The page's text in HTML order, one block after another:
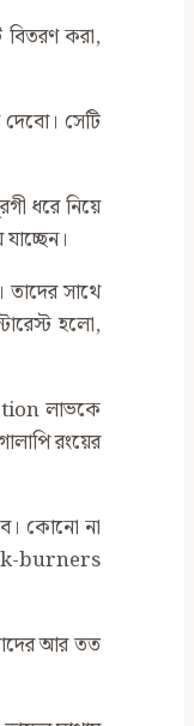
বিতরণ করা,
সেটি
ধরে নিয়ে
সাথে
হলো,
লাভকে
রংয়ের
কোনো না
burners
আর তত